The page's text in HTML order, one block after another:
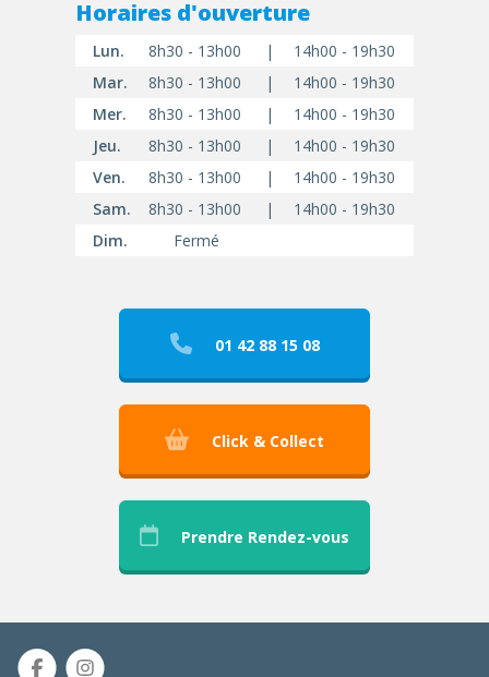
Horaires d'ouverture
Lun. 8h30 - 13h00 |
14h00 - 19h30
Mar.
8h30 - 13h00 |
14h00 - 19h30
Mer.
8h30 - 13h00 |
14h00 - 19h30
Jeu.
8h30 - 13h00 |
14h00 - 19h30
Ven.
8h30 - 13h00 |
14h00 - 19h30
Sam.
8h30 - 13h00 |
14h00 - 19h30
Dim.
Fermé
01 42 88 15 08
Click & Collect
Prendre Rendez-vous